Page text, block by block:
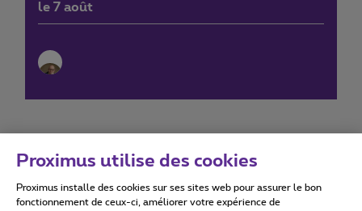
le 7 août
Conditions d'utilisation Accessibility statement
Proximus utilise des cookies
Proximus installe des cookies sur ses sites web pour assurer le bon
fonctionnement de ceux-ci, améliorer votre expérience de